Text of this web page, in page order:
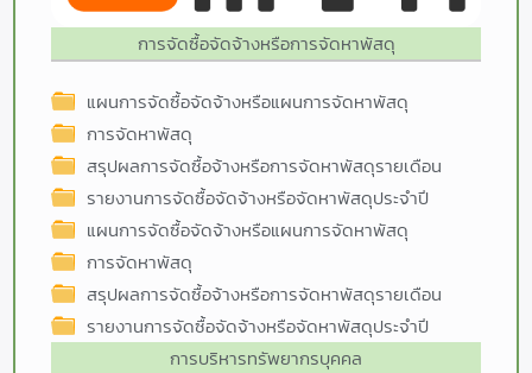
การจัดซื้อจัดจ้างหรือการจัดหาพัสดุ
แผนการจัดซื้อจัดจ้างหรือแผนการจัดหาพัสดุ
การจัดหาพัสดุ
สรุปผลการจัดซื้อจ้างหรือการจัดหาพัสดุรายเดือน
รายงานการจัดซื้อจัดจ้างหรือจัดหาพัสดุประจำปี
แผนการจัดซื้อจัดจ้างหรือแผนการจัดหาพัสดุ
การจัดหาพัสดุ
สรุปผลการจัดซื้อจ้างหรือการจัดหาพัสดุรายเดือน
รายงานการจัดซื้อจัดจ้างหรือจัดหาพัสดุประจำปี
การบริหารทรัพยากรบุคคล